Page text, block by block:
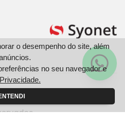
Renault - Todos os direitos
o desempenho do site, além
no seu navegador e